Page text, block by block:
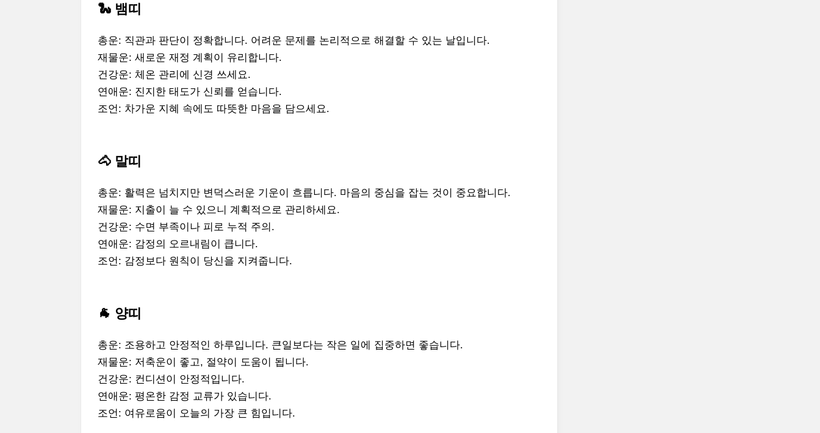
🐍 뱀띠
총운: 직관과 판단이 정확합니다. 어려운 문제를 논리적으로 해결할 수 있는 날입니다.
재물운: 새로운 재정 계획이 유리합니다.
건강운: 체온 관리에 신경 쓰세요.
연애운: 진지한 태도가 신뢰를 얻습니다.
조언: 차가운 지혜 속에도 따뜻한 마음을 담으세요.
🐴 말띠
총운: 활력은 넘치지만 변덕스러운 기운이 흐릅니다. 마음의 중심을 잡는 것이 중요합니다.
재물운: 지출이 늘 수 있으니 계획적으로 관리하세요.
건강운: 수면 부족이나 피로 누적 주의.
연애운: 감정의 오르내림이 큽니다.
조언: 감정보다 원칙이 당신을 지켜줍니다.
🐐 양띠
총운: 조용하고 안정적인 하루입니다. 큰일보다는 작은 일에 집중하면 좋습니다.
재물운: 저축운이 좋고, 절약이 도움이 됩니다.
건강운: 컨디션이 안정적입니다.
연애운: 평온한 감정 교류가 있습니다.
조언: 여유로움이 오늘의 가장 큰 힘입니다.